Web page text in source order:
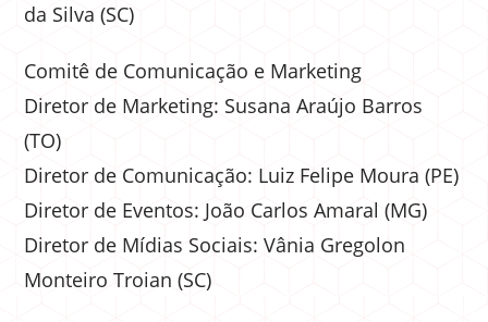
da Silva (SC)
Comitê de Comunicação e Marketing
Diretor de Marketing: Susana Araújo Barros
(TO)
Diretor de Comunicação: Luiz Felipe Moura (PE)
Diretor de Eventos: João Carlos Amaral (MG)
Diretor de Mídias Sociais: Vânia Gregolon
Monteiro Troian (SC)